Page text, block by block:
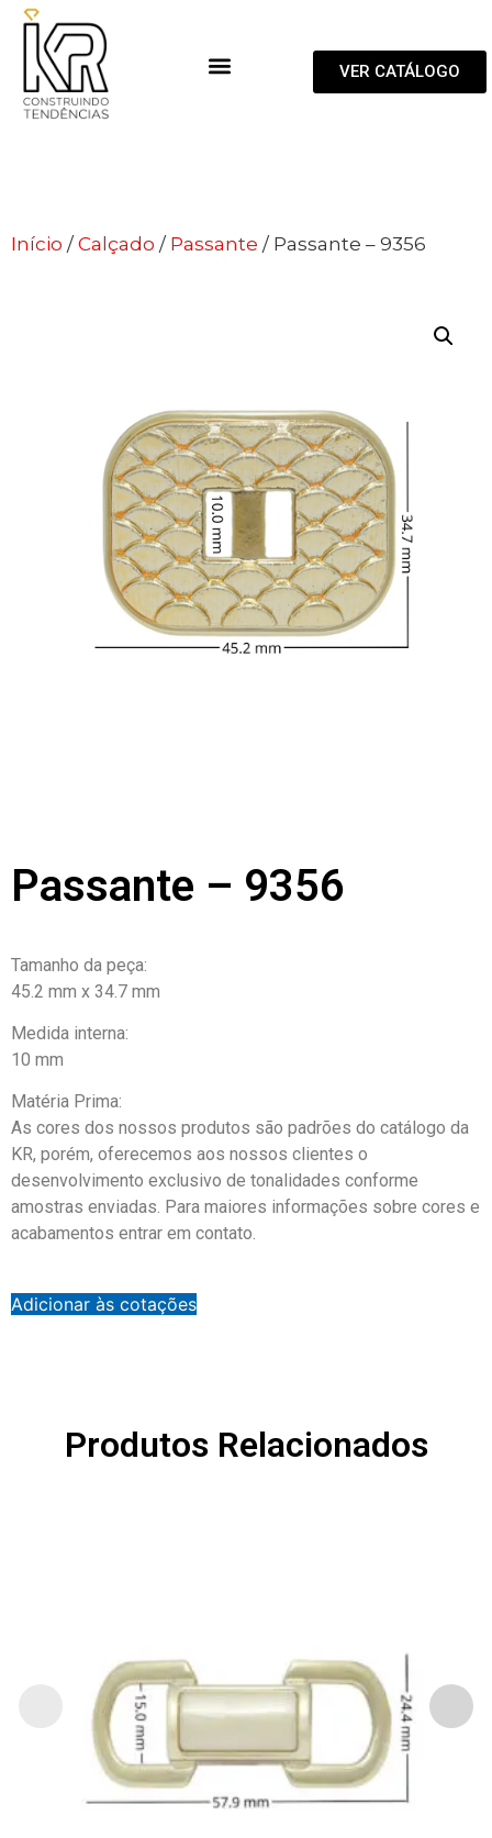
VER CATÁLOGO
Início /Calçado / Passante / Passante – 9356
Passante – 9356
Tamanho da peça:
45.2 mm x 34.7 mm
Medida interna:
10 mm
Matéria Prima:
As cores dos nossos produtos são padrões do catálogo da
KR, porém, oferecemos aos nossos clientes o
desenvolvimento exclusivo de tonalidades conforme
amostras enviadas. Para maiores informações sobre cores e
acabamentos entrar em contato.
Adicionar às cotações
Produtos Relacionados